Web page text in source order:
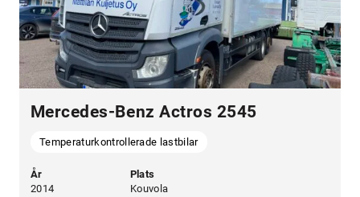
Mercedes-Benz Actros 2545
Temperaturkontrollerade lastbilar
År
2014
Plats
Kouvola